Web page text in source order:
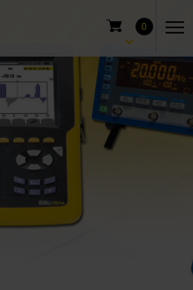
0